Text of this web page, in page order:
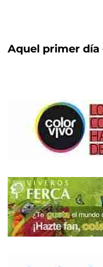
Aquel primer día